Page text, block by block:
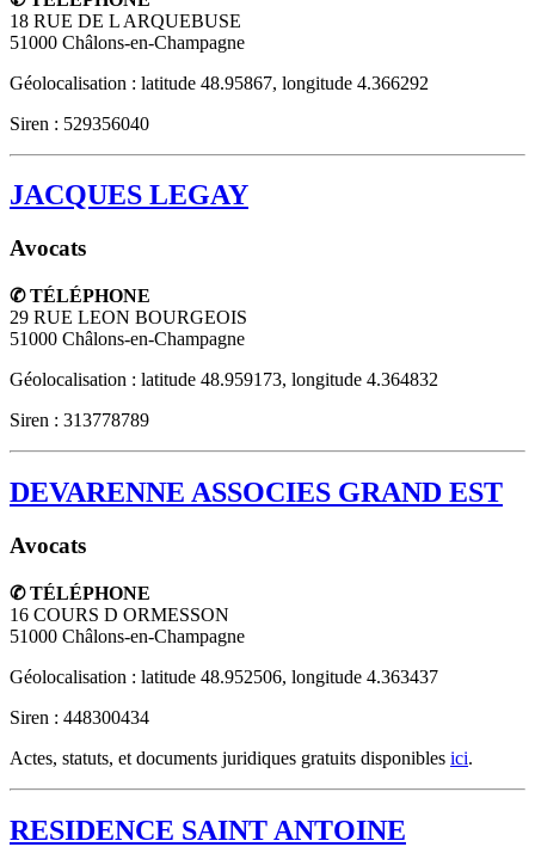
18 RUE DE L ARQUEBUSE
51000 Châlons-en-Champagne
Géolocalisation : latitude 48.95867, longitude 4.366292
Siren : 529356040
JACQUES LEGAY
Avocats
✆ TÉLÉPHONE
29 RUE LEON BOURGEOIS
51000 Châlons-en-Champagne
Géolocalisation : latitude 48.959173, longitude 4.364832
Siren : 313778789
DEVARENNE ASSOCIES GRAND EST
Avocats
✆ TÉLÉPHONE
16 COURS D ORMESSON
51000 Châlons-en-Champagne
Géolocalisation : latitude 48.952506, longitude 4.363437
Siren : 448300434
Actes, statuts, et documents juridiques gratuits disponibles ici.
RESIDENCE SAINT ANTOINE